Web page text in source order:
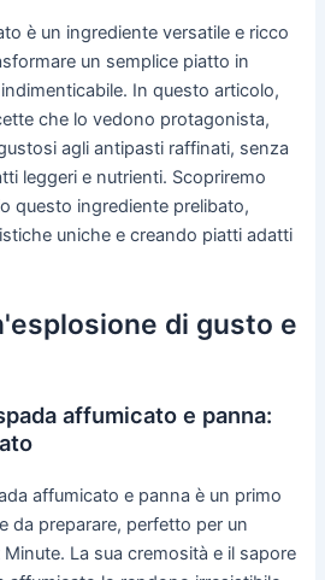
è un ingrediente versatile e ricco
un semplice piatto in
In questo articolo,
che lo vedono protagonista,
agli antipasti raffinati, senza
leggeri e nutrienti. Scopriremo
questo ingrediente prelibato,
uniche e creando piatti adatti
di gusto e
affumicato e panna:
affumicato e panna è un primo
da preparare, perfetto per un
La sua cremosità e il sapore